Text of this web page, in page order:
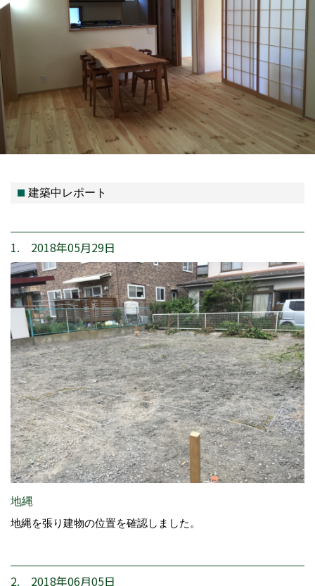
建築中レポート
1. 2018年05月29日
地縄
地縄を張り建物の位置を確認しました。
2. 2018年06月05日